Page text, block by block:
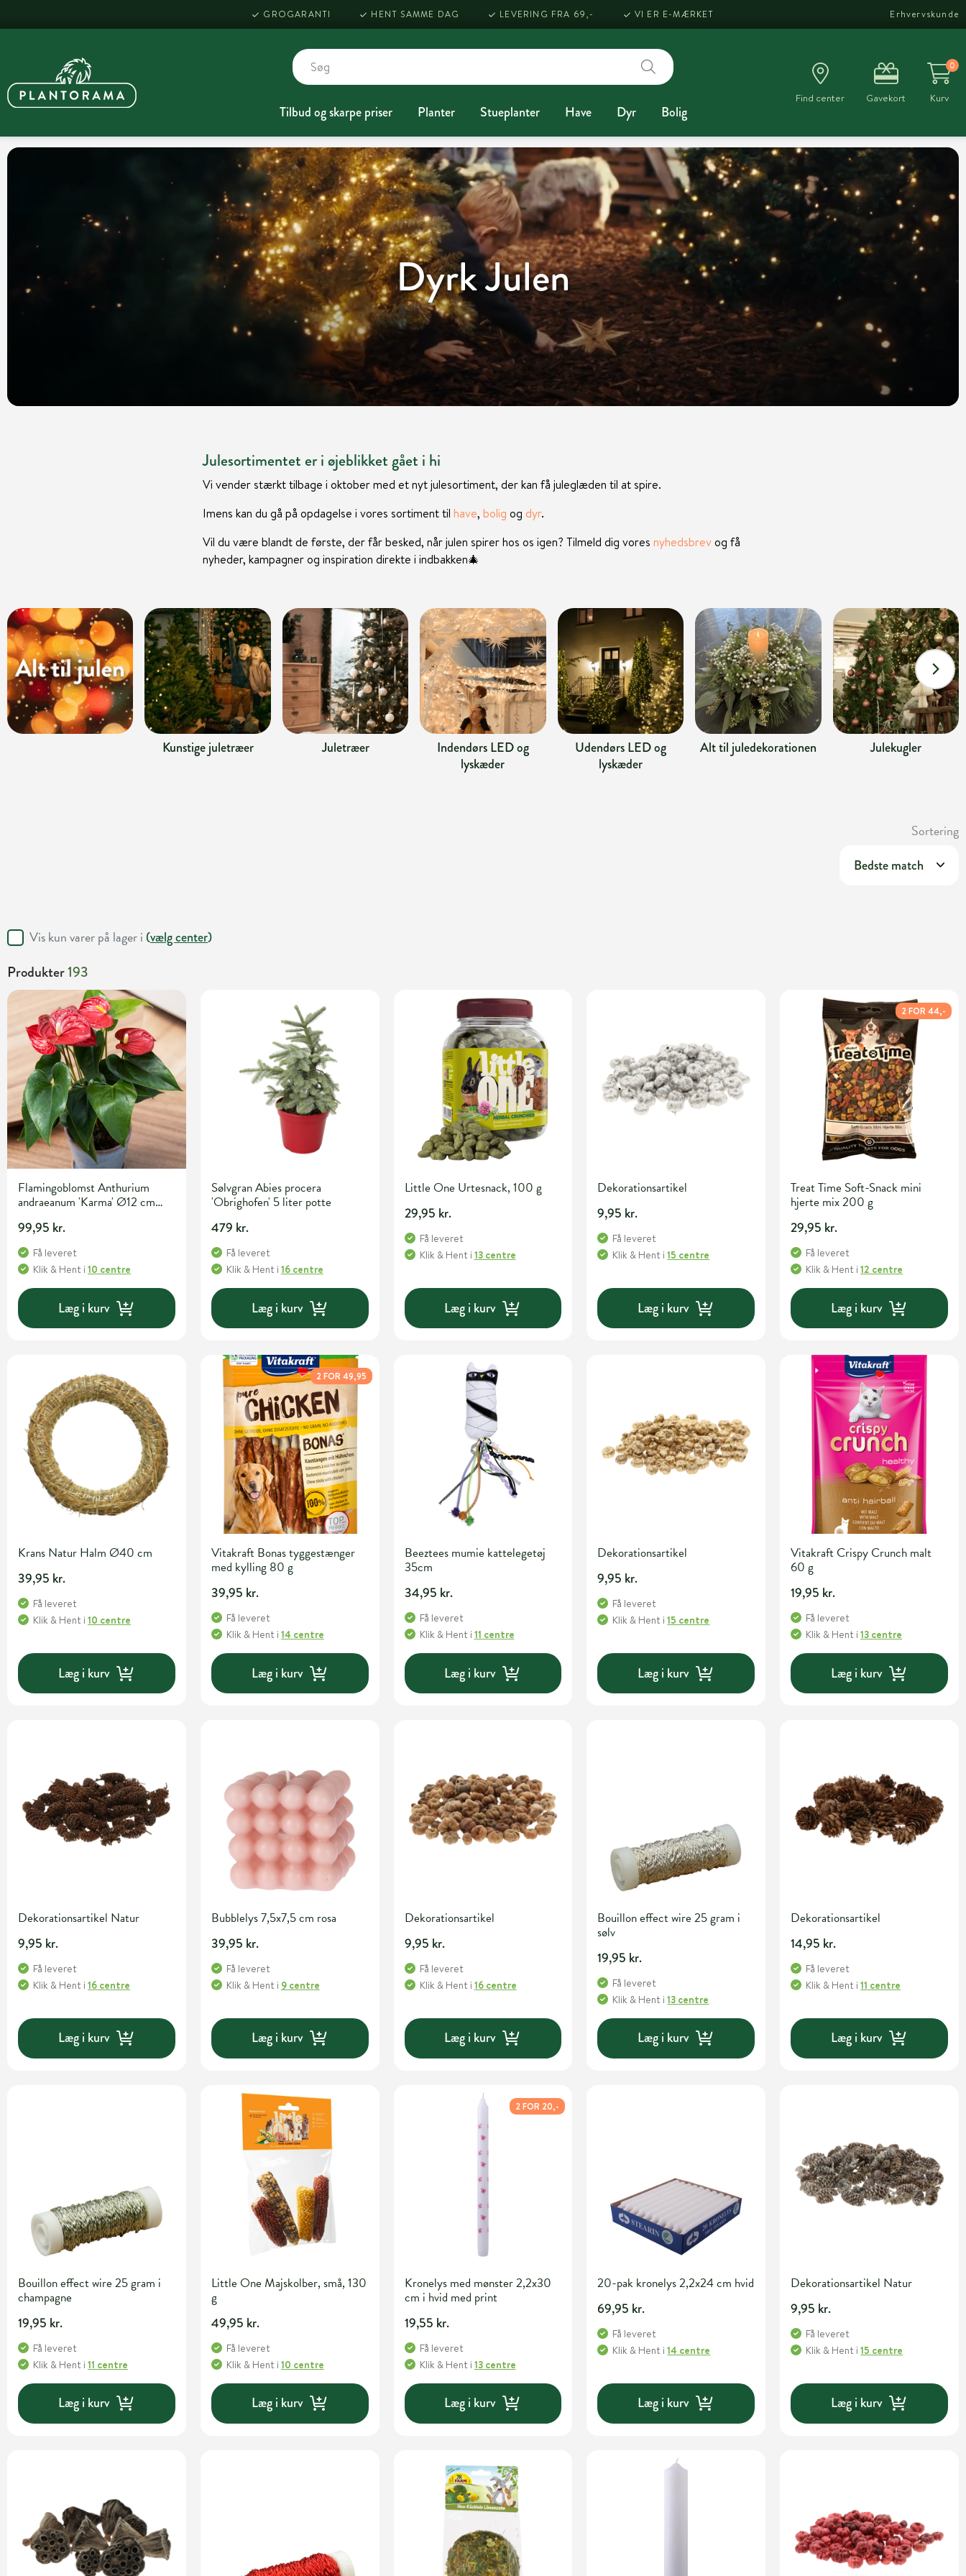
GROGARANTI HENT SAMME DAG LEVERING FRA 69,- VI ER E-MÆRKET Erhvervskunde
Tilbud og skarpe priser Planter Stueplanter Have Dyr Bolig
Find center Gavekort
0
Kurv
Dyrk Julen
Julesortimentet er i øjeblikket gået i hi
Vi vender stærkt tilbage i oktober med et nyt julesortiment, der kan få juleglæden til at spire.
Imens kan du gå på opdagelse i vores sortiment til have, bolig og dyr.
Vil du være blandt de første, der får besked, når julen spirer hos os igen? Tilmeld dig vores nyhedsbrevog få
nyheder, kampagner og inspiration direkte i indbakken🎄
Kunstige juletræer Juletræer
Indendørs LED og
lyskæder
Udendørs LED og
lyskæder
Alt til juledekorationen Julekugler
Sortering
Vis kun varer på lager i (vælg center)
Produkter193
Flamingoblomst Anthurium
andraeanum 'Karma' Ø12 cm
99,95 kr.
Få leveret
Klik & Hent i 10 centre
Læg i kurv
Sølvgran Abies procera
'Obrighofen' 5 liter potte
479 kr.
Få leveret
Klik & Hent i 16 centre
Læg i kurv
Little One Urtesnack, 100 g
29,95 kr.
Få leveret
Klik & Hent i 13 centre
Læg i kurv
Dekorationsartikel
9,95 kr.
Få leveret
Klik & Hent i15 centre
Læg i kurv
2 FOR 44,-
Treat Time Soft-Snack mini
hjerte mix 200 g
29,95 kr.
Få leveret
Klik & Hent i12 centre
Læg i kurv
Krans Natur Halm Ø40 cm
39,95 kr.
Få leveret
Klik & Hent i 10 centre
Læg i kurv
2 FOR 49,95
Vitakraft Bonas tyggestænger
med kylling 80 g
39,95 kr.
Få leveret
Klik & Hent i 14 centre
Læg i kurv
Beeztees mumie kattelegetøj
35cm
34,95 kr.
Få leveret
Klik & Hent i 11 centre
Læg i kurv
Dekorationsartikel
9,95 kr.
Få leveret
Klik & Hent i15 centre
Læg i kurv
Vitakraft Crispy Crunch malt
60 g
19,95 kr.
Få leveret
Klik & Hent i13 centre
Læg i kurv
Dekorationsartikel Natur
9,95 kr.
Få leveret
Klik & Hent i 16 centre
Læg i kurv
Bubblelys 7,5x7,5 cm rosa
39,95 kr.
Få leveret
Klik & Hent i 9 centre
Læg i kurv
Dekorationsartikel
9,95 kr.
Få leveret
Klik & Hent i 16 centre
Læg i kurv
Bouillon effect wire 25 gram i
sølv
19,95 kr.
Få leveret
Klik & Hent i13 centre
Læg i kurv
Dekorationsartikel
14,95 kr.
Få leveret
Klik & Hent i11 centre
Læg i kurv
Bouillon effect wire 25 gram i
champagne
19,95 kr.
Få leveret
Klik & Hent i 11 centre
Læg i kurv
Little One Majskolber, små, 130
g
49,95 kr.
Få leveret
Klik & Hent i 10 centre
Læg i kurv
2 FOR 20,-
Kronelys med mønster 2,2x30
cm i hvid med print
19,55 kr.
Få leveret
Klik & Hent i 13 centre
Læg i kurv
20-pak kronelys 2,2x24 cm hvid
69,95 kr.
Få leveret
Klik & Hent i14 centre
Læg i kurv
Dekorationsartikel Natur
9,95 kr.
Få leveret
Klik & Hent i15 centre
Læg i kurv